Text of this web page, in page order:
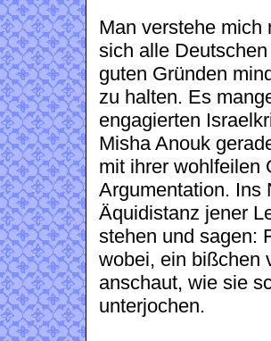
Man verstehe mich
sich alle
guten Gründen
zu halten. Es
engagierten
Misha Anouk
mit ihrer wohlfeilen
Argumentation. Ins
Äquidistanz jener
stehen und sagen:
wobei, ein bißchen
anschaut, wie sie
unterjochen.